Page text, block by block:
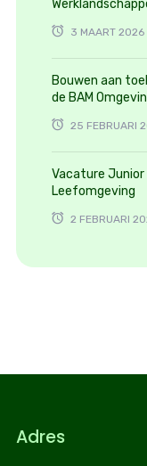
3 MAART 2026
Bouwen aan
de BAM
25 FEBRUARI
Vacature
Leefomgeving
2 FEBRUARI
Adres